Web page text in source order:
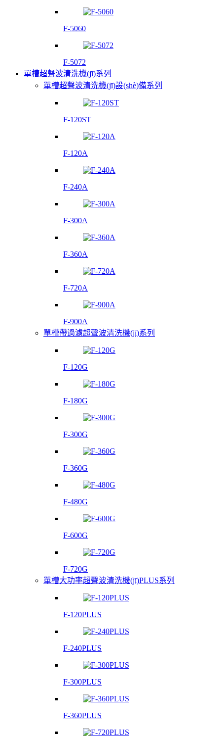
F-5060
F-5072
單槽超聲波清洗機(jī)系列
單槽超聲波清洗機(jī)設(shè)備系列
F-120ST
F-120A
F-240A
F-300A
F-360A
F-720A
F-900A
單槽帶過濾超聲波清洗機(jī)系列
F-120G
F-180G
F-300G
F-360G
F-480G
F-600G
F-720G
單槽大功率超聲波清洗機(jī)PLUS系列
F-120PLUS
F-240PLUS
F-300PLUS
F-360PLUS